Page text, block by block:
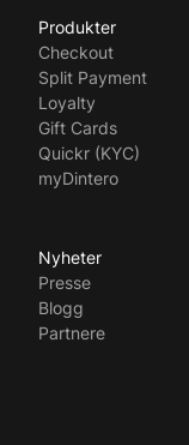
Produkter
Checkout
Split Payment
Loyalty
Gift Cards
Quickr (KYC)
myDintero
Nyheter
Presse
Blogg
Partnere